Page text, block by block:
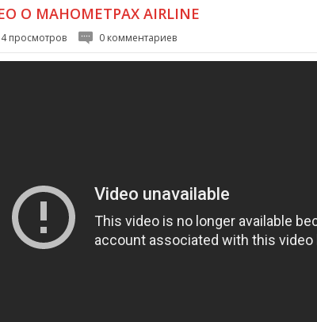
О МАНОМЕТРАХ AIRLINE
просмотров 0 комментариев